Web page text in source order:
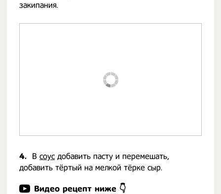
закипания.
4. В соус добавить пасту и перемешать,
добавить тёртый на мелкой тёрке сыр.
Видео рецепт ниже 👇